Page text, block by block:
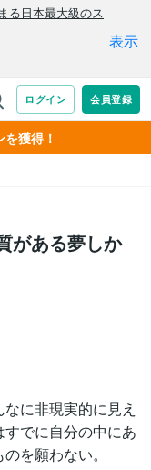
獲得！
がある夢しか
に非現実的に見え
でに自分の中にあ
を願わない。